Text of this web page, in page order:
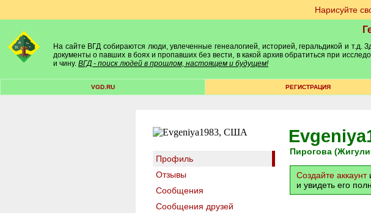
Нарисуйте
На сайте ВГД собираются люди, увлеченные генеалогией, историей, геральдикой и т.д.
документы о павших в боях и пропавших без вести, в какой архив обратиться при
и чину. ВГД - поиск людей в прошлом, настоящем и будущем!
VGD.RU РЕГИСТРАЦИЯ
Профиль
Отзывы
Сообщения
Сообщения друзей
Пирогова
Создайте аккаунт
и увидеть его